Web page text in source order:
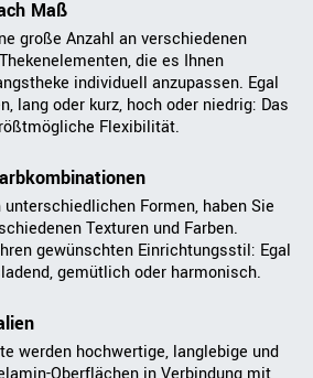
Maß
große Anzahl an verschiedenen
die es Ihnen
individuell anzupassen. Egal
lang oder kurz, hoch oder niedrig: Das
Flexibilität.
Formen, haben Sie
Texturen und Farben.
gewünschten Einrichtungsstil: Egal
gemütlich oder harmonisch.
werden hochwertige, langlebige und